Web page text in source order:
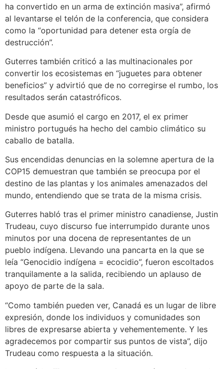
ha convertido en un arma de extinción masiva”, afirmó
al levantarse el telón de la conferencia, que considera
como la “oportunidad para detener esta orgía de
destrucción”.
Guterres también criticó a las multinacionales por
convertir los ecosistemas en “juguetes para obtener
beneficios” y advirtió que de no corregirse el rumbo, los
resultados serán catastróficos.
Desde que asumió el cargo en 2017, el ex primer
ministro portugués ha hecho del cambio climático su
caballo de batalla.
Sus encendidas denuncias en la solemne apertura de la
COP15 demuestran que también se preocupa por el
destino de las plantas y los animales amenazados del
mundo, entendiendo que se trata de la misma crisis.
Guterres habló tras el primer ministro canadiense, Justin
Trudeau, cuyo discurso fue interrumpido durante unos
minutos por una docena de representantes de un
pueblo indígena. Llevando una pancarta en la que se
leía “Genocidio indígena = ecocidio”, fueron escoltados
tranquilamente a la salida, recibiendo un aplauso de
apoyo de parte de la sala.
“Como también pueden ver, Canadá es un lugar de libre
expresión, donde los individuos y comunidades son
libres de expresarse abierta y vehementemente. Y les
agradecemos por compartir sus puntos de vista”, dijo
Trudeau como respuesta a la situación.